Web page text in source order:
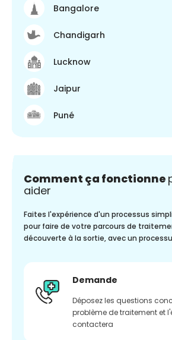
Bangalore
Chandigarh
Lucknow
Jaipur
Puné
Comment ça fonctionne
aider
Faites l'expérience d'un processus
pour faire de votre parcours de
découverte à la sortie, avec un
Demande
Déposez les questions
problème de traitement et
contactera